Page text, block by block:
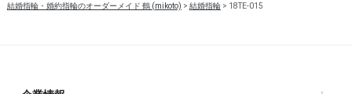
結婚指輪・婚約指輪のオーダーメイド 鶴 (mikoto) > 結婚指輪> 18TE-015